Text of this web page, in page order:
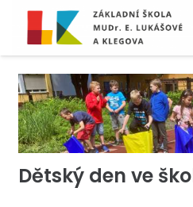
Dětský den ve